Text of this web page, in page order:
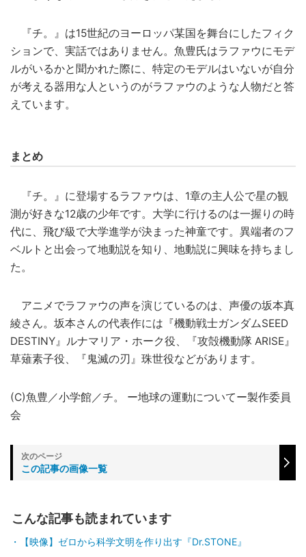
『チ。』は15世紀のヨーロッパ某国を舞台にしたフィク
ションで、実話ではありません。魚豊氏はラファウにモデ
ルがいるかと聞かれた際に、特定のモデルはいないが自分
が考える器用な人というのがラファウのような人物だと答
えています。
まとめ
『チ。』に登場するラファウは、1章の主人公で星の観
測が好きな12歳の少年です。大学に行けるのは一握りの時
代に、飛び級で大学進学が決まった神童です。異端者のフ
ベルトと出会って地動説を知り、地動説に興味を持ちまし
た。
アニメでラファウの声を演じているのは、声優の坂本真
綾さん。坂本さんの代表作には『機動戦士ガンダムSEED
DESTINY』ルナマリア・ホーク役、『攻殻機動隊 ARISE』
草薙素子役、『鬼滅の刃』珠世役などがあります。
(C)魚豊／小学館／チ。 ー地球の運動についてー製作委員
会
この記事の画像一覧
こんな記事も読まれています
【映像】ゼロから科学文明を作り出す『Dr.STONE』